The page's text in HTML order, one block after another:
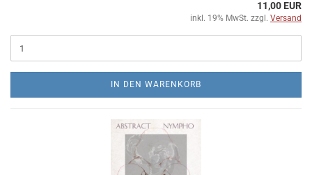
11,00 EUR
inkl. 19% MwSt. zzgl. Versand
IN DEN WARENKORB